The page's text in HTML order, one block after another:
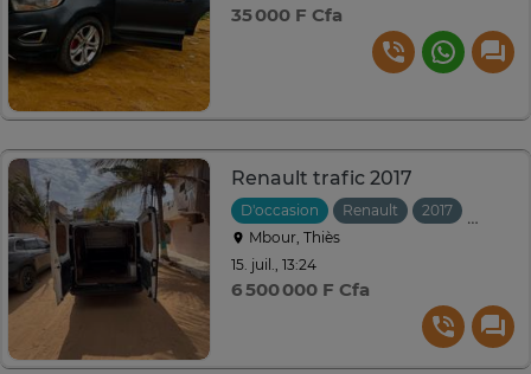
35 000 F Cfa
Renault trafic 2017
D'occasion Renault 2017
Mbour, Thiès
15. juil., 13:24
6 500 000 F Cfa